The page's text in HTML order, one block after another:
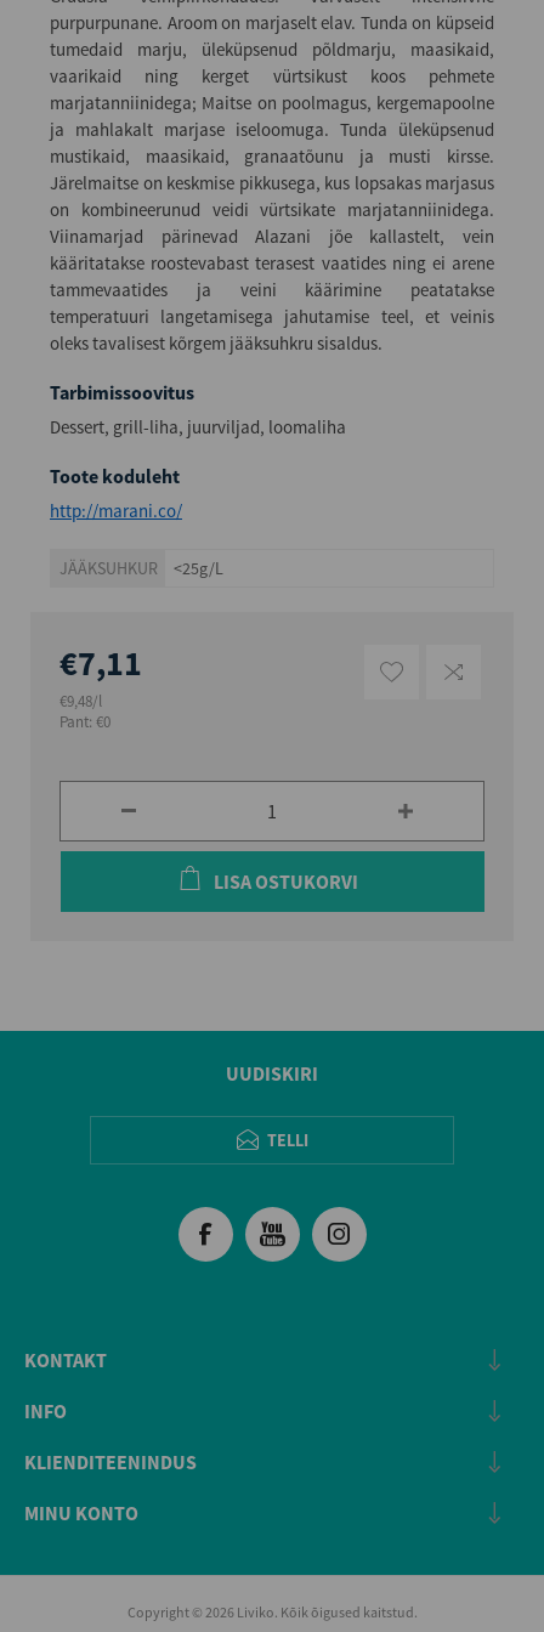
purpurpunane. Aroom on marjaselt elav. Tunda on küpseid
tumedaid marju, üleküpsenud põldmarju, maasikaid,
vaarikaid ning kerget vürtsikust koos pehmete
marjatanniinidega; Maitse on poolmagus, kergemapoolne
ja mahlakalt marjase iseloomuga. Tunda üleküpsenud
mustikaid, maasikaid, granaatõunu ja musti kirsse.
Järelmaitse on keskmise pikkusega, kus lopsakas marjasus
on kombineerunud veidi vürtsikate marjatanniinidega.
Viinamarjad pärinevad Alazani jõe kallastelt, vein
kääritatakse roostevabast terasest vaatides ning ei arene
tammevaatides ja veini käärimine peatatakse
temperatuuri langetamisega jahutamise teel, et veinis
oleks tavalisest kõrgem jääksuhkru sisaldus.
Tarbimissoovitus
Dessert, grill-liha, juurviljad, loomaliha
Toote koduleht
http://marani.co/
JÄÄKSUHKUR <25g/L
€7,11
€9,48/l
Pant: €0
LISA OSTUKORVI
UUDISKIRI
TELLI
KONTAKT
INFO
KLIENDITEENINDUS
MINU KONTO
Copyright © 2026 Liviko. Kõik õigused kaitstud.